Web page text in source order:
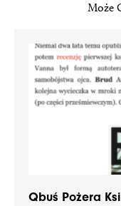
Może
Qbuś Pożera